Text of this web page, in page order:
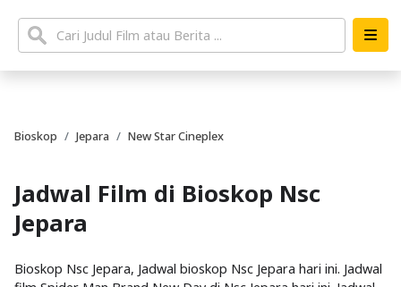
Bioskop Jepara New Star Cineplex
Jadwal Film di Bioskop Nsc
Jepara
Bioskop Nsc Jepara, Jadwal bioskop Nsc Jepara hari ini. Jadwal